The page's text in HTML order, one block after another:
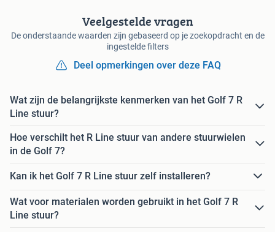
Veelgestelde vragen
De onderstaande waarden zijn gebaseerd op je zoekopdracht en de
ingestelde filters
Deel opmerkingen over deze FAQ
Wat zijn de belangrijkste kenmerken van het Golf 7 R
Line stuur?
Hoe verschilt het R Line stuur van andere stuurwielen
in de Golf 7?
Kan ik het Golf 7 R Line stuur zelf installeren?
Wat voor materialen worden gebruikt in het Golf 7 R
Line stuur?